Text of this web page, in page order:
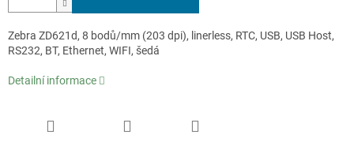
Zebra ZD621d, 8 bodů/mm (203 dpi), linerless, RTC, USB, USB Host,
RS232, BT, Ethernet, WIFI, šedá
Detailní informace